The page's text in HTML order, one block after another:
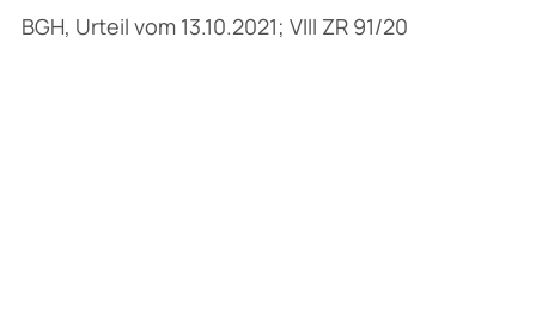
BGH, Urteil vom 13.10.2021; VIII ZR 91/20